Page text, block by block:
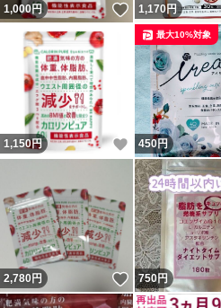
1,000円 いいね！
1,170円
1,150円 いいね！
450円
最大10%対象
2,780円 いいね！
750円